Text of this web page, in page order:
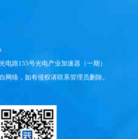
电路155号光电产业加速器（一期）
网络，如有侵权请联系管理员删除。